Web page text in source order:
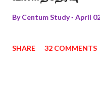
ByCentum Study April
SHARE 32 COMMENTS